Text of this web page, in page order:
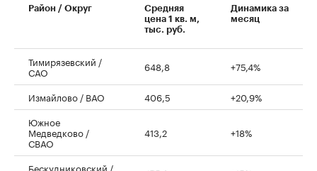
Район / Округ
Средняя
цена 1 кв. м,
тыс. руб.
Динамика за
месяц
Тимирязевский /
САО 648,8 +75,4%
Измайлово / ВАО 406,5
+20,9%
Южное
Медведково /
СВАО
413,2 +18%
Бескудниковский /